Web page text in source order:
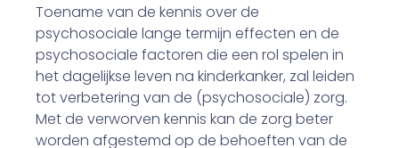
Toename van de kennis over de
psychosociale lange termijn effecten en de
psychosociale factoren die een rol spelen in
het dagelijkse leven na kinderkanker, zal leiden
tot verbetering van de (psychosociale) zorg.
Met de verworven kennis kan de zorg beter
worden afgestemd op de behoeften van de